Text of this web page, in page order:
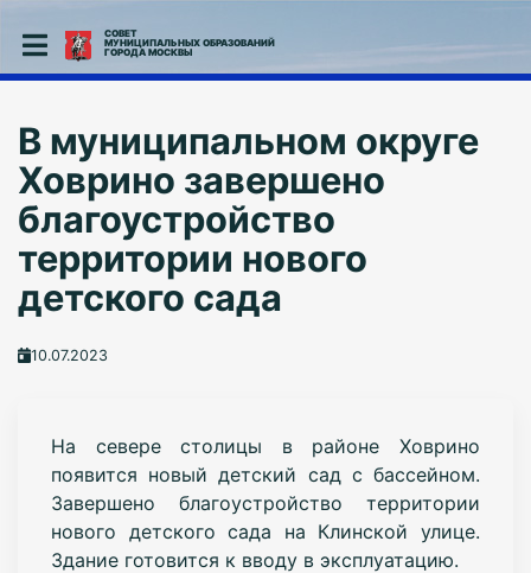
СОВЕТ
МУНИЦИПАЛЬНЫХ ОБРАЗОВАНИЙ
ГОРОДА МОСКВЫ
В муниципальном округе
Ховрино завершено
благоустройство
территории нового
детского сада
10.07.2023
На севере столицы в районе Ховрино
появится новый детский сад с бассейном.
Завершено благоустройство территории
нового детского сада на Клинской улице.
Здание готовится к вводу в эксплуатацию.